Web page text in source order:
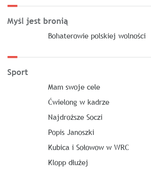
Myśl jest bronią
Bohaterowie polskiej wolności
Sport
Mam swoje cele
Ćwielong w kadrze
Najdroższe Soczi
Popis Janoszki
Kubica i Sołowow w WRC
Klopp dłużej